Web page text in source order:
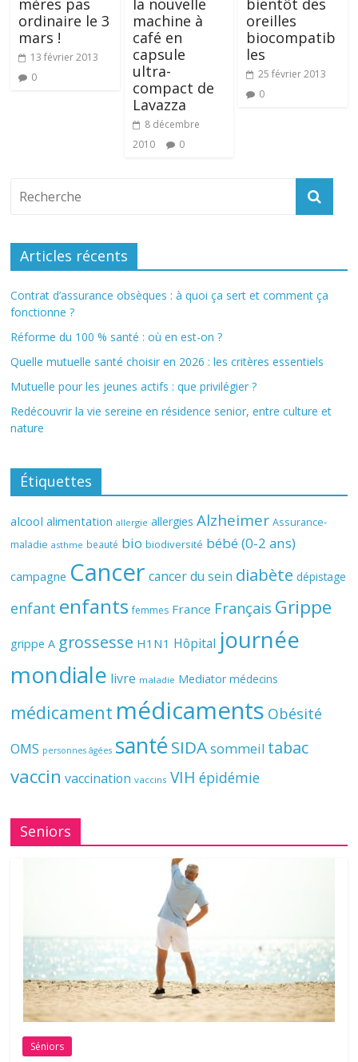
mères pas
ordinaire le 3
mars !
13 février 2013
0
la nouvelle
machine à
café en
capsule
ultra-
compact de
Lavazza
8 décembre
2010
0
bientôt des
oreilles
biocompatib
les
25 février 2013
0
Articles récents
Contrat d’assurance obsèques : à quoi ça sert et comment ça
fonctionne ?
Réforme du 100 % santé : où en est-on ?
Quelle mutuelle santé choisir en 2026 : les critères essentiels
Mutuelle pour les jeunes actifs : que privilégier ?
Redécouvrir la vie sereine en résidence senior, entre culture et
nature
Étiquettes
alcool alimentation allergie allergies Alzheimer Assurance-
maladie asthme beauté bio biodiversité bébé (0-2 ans)
campagne Cancer cancer du sein diabète dépistage
enfant enfants femmes France Français Grippe
grippe A grossesse H1N1 Hôpital journée
mondiale livre maladie Mediator médecins
médicament médicaments Obésité
OMS personnes âgées santé SIDAsommeil tabac
vaccin vaccination vaccins VIH épidémie
Seniors
Séniors